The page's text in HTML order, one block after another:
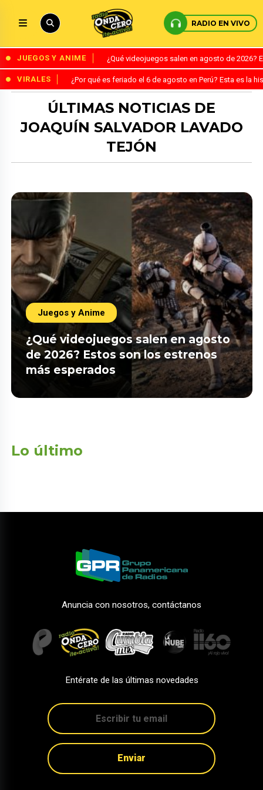
RADIO EN VIVO
JUEGOS Y ANIME ¿Qué videojuegos salen en agosto de
VIRALES ¿Por qué es feriado el 6 de agosto en Perú? Esta es la
ÚLTIMAS NOTICIAS DE
JOAQUÍN SALVADOR LAVADO
TEJÓN
Juegos y Anime
¿Qué videojuegos salen en agosto
de 2026? Estos son los estrenos
más esperados
Lo último
Anuncia con nosotros, contáctanos
Entérate de las últimas novedades
Enviar